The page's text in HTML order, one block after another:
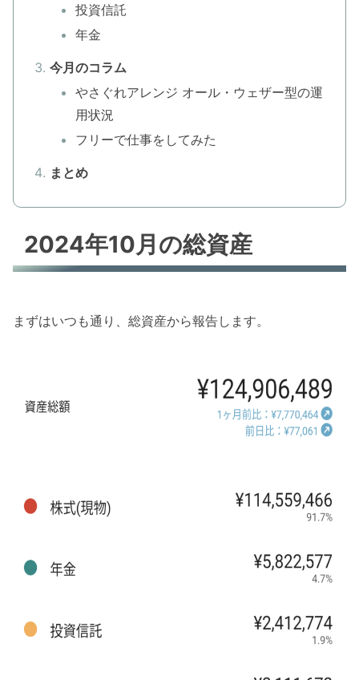
投資信託
年金
今月のコラム
やさぐれアレンジ オール・ウェザー型の運
用状況
フリーで仕事をしてみた
まとめ
2024年10月の総資産
まずはいつも通り、総資産から報告します。